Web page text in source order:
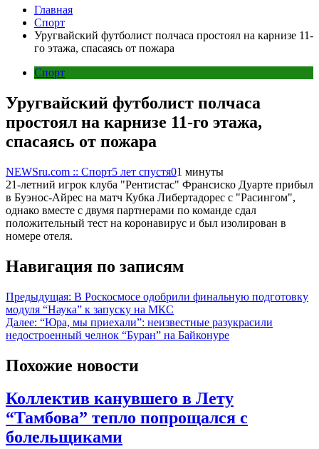
Главная
Спорт
Уругвайский футболист полчаса простоял на карнизе 11-
го этажа, спасаясь от пожара
Спорт
Уругвайский футболист полчаса
простоял на карнизе 11-го этажа,
спасаясь от пожара
NEWSru.com :: Спорт5 лет спустя01 минуты
21-летний игрок клуба "Рентистас" Франсиско Дуарте прибыл
в Буэнос-Айрес на матч Кубка Либертадорес с "Расингом",
однако вместе с двумя партнерами по команде сдал
положительный тест на коронавирус и был изолирован в
номере отеля.
Навигация по записям
Предыдущая: В Роскосмосе одобрили финальную подготовку
модуля “Наука” к запуску на МКС
Далее: “Юра, мы приехали”: неизвестные разукрасили
недостроенный челнок “Буран” на Байконуре
Похожие новости
Коллектив канувшего в Лету
“Тамбова” тепло попрощался с
болельщиками